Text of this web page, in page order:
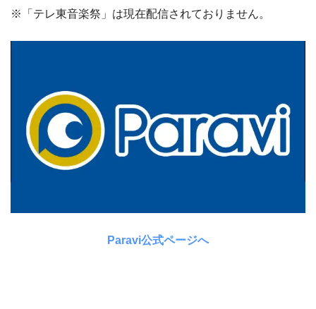
※「テレ東音楽祭」は現在配信されておりません。
Paravi公式ページへ